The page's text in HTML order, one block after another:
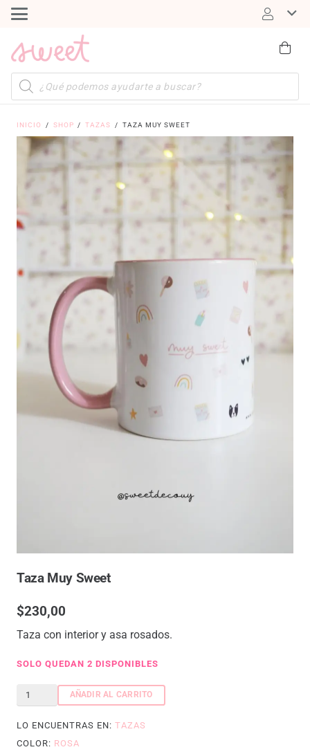
Búsqueda
de
productos
INICIO / SHOP / TAZAS / TAZA MUY SWEET
Taza Muy Sweet
$230,00
Taza con interior y asa rosados.
SOLO QUEDAN 2 DISPONIBLES
Taza
muy
Sweet
cantidad
AÑADIR AL CARRITO
LO ENCUENTRAS EN: TAZAS
COLOR: ROSA